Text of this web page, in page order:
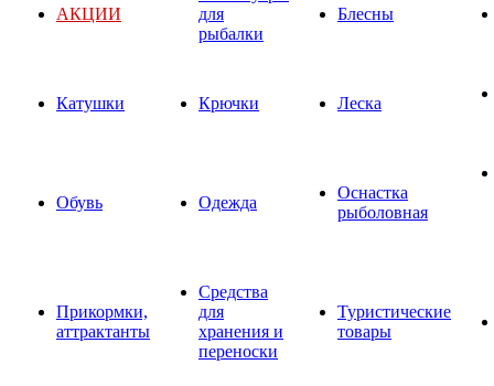
АКЦИИ
для
рыбалки
Блесны
Катушки Крючки Леска
Обувь Одежда
Оснастка
рыболовная
Прикормки,
аттрактанты
Средства
для
хранения и
переноски
Туристические
товары